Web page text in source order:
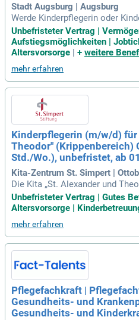
Stadt Augsburg | Augsburg
Werde Kinderpflegerin oder
t oder Teilzeit im Amt für
Augsburg bieten 53 Kitas
sche Vielfalt. Die Vergütung
3 TVöD, mit einem
tto, abhängig von Ihrer
Möglichkeit, aktiv an
tten teilzunehmen. Arbeiten Sie
n Sie gemeinsam mit uns eine
und bringen Sie Ihre Stärken in
Unbefristeter Vertrag |
Aufstiegsmöglichkeiten |
Altersvorsorge | + weitere
mehr erfahren
Kinderpflegerin (m/w/d) für
Theodor" (Krippenbereich)
Std./Wo.), unbefristet, ab
Kita-Zentrum St. Simpert |
Die Kita „St. Alexander und
ne engagierte Kinderpflegerin
h in Teilzeit (17 Std./Woche).
eginnt am 01.09.2026. In
gen wir ein wertschätzendes
ein anregendes Umfeld, um die
g zu unterstützen. In der Nähe
h und zahlreiche Kleintiere, die
en. Wenn Sie Teil eines
freuen wir uns auf Ihre
Unbefristeter Vertrag | Gutes
Altersvorsorge |
mehr erfahren
Pflegefachkraft |
Gesundheits- und
Gesundheits- und